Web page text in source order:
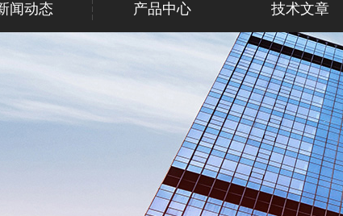
闻动态 产品中心 技术文章